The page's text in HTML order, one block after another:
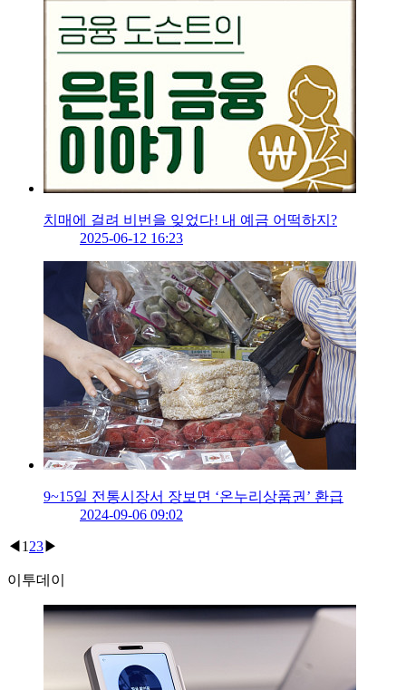
치매에 걸려 비번을 잊었다! 내 예금 어떡하지?
2025-06-12 16:23
9~15일 전통시장서 장보면 ‘온누리상품권’ 환급
2024-09-06 09:02
◀ 1 23▶
이투데이